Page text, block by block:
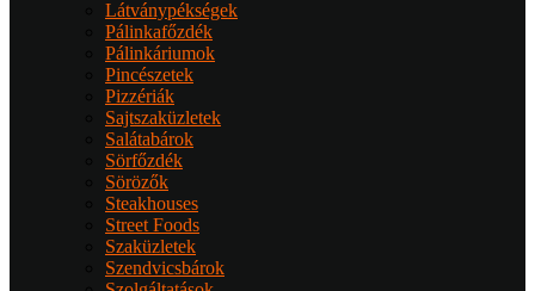
Látványpékségek
Pálinkafőzdék
Pálinkáriumok
Pincészetek
Pizzériák
Sajtszaküzletek
Salátabárok
Sörfőzdék
Sörözők
Steakhouses
Street Foods
Szaküzletek
Szendvicsbárok